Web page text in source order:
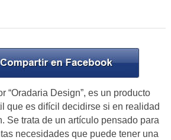
“Oradaria Design”, es un producto
que es difícil decidirse si en realidad
Se trata de un artículo pensado para
necesidades que puede tener una